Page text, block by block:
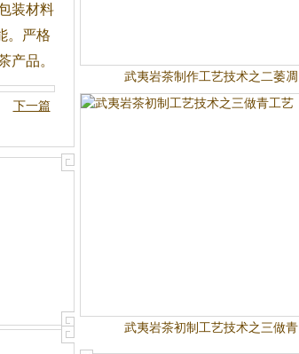
装材料
。严格
产品。
下一篇
武夷岩茶制作工艺技术之二萎凋
武夷岩茶初制工艺技术之三做青